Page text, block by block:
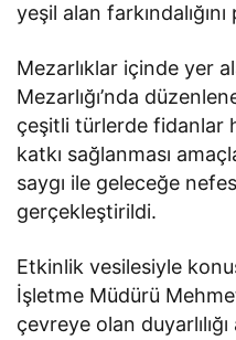
yeşil alan
Mezarlıklar içinde yer
Mezarlığı’nda
çeşitli türlerde fidanlar
katkı sağlanması
saygı ile geleceğe
gerçekleştirildi.
Etkinlik vesilesiyle
İşletme Müdürü
çevreye olan